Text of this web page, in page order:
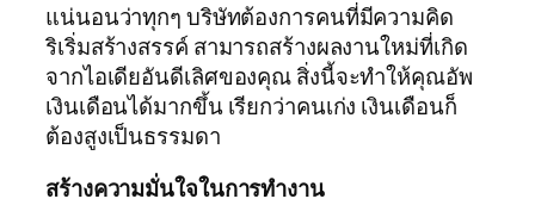
แน่นอนว่าทุกๆ บริษัทต้องการคนที่มีความคิด
ริเริ่มสร้างสรรค์ สามารถสร้างผลงานใหม่ที่เกิด
จากไอเดียอันดีเลิศของคุณ สิ่งนี้จะทำให้คุณอัพ
เงินเดือนได้มากขึ้น เรียกว่าคนเก่ง เงินเดือนก็
ต้องสูงเป็นธรรมดา
สร้างความมั่นใจในการทำงาน